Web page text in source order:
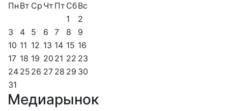
Пн Вт Ср Чт Пт СбВс
1
2
3
4 5 6 7 8
9
10 11 12 13 14 15 16
17 18 19 20 21 22 23
24 25 26 27 28 29 30
31
Медиарынок